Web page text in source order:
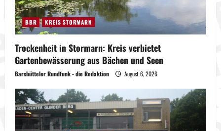
BBR KREIS STORMARN
Trockenheit in Stormarn: Kreis verbietet
Gartenbewässerung aus Bächen und Seen
Barsbütteler Rundfunk - die Redaktion August 6, 2026